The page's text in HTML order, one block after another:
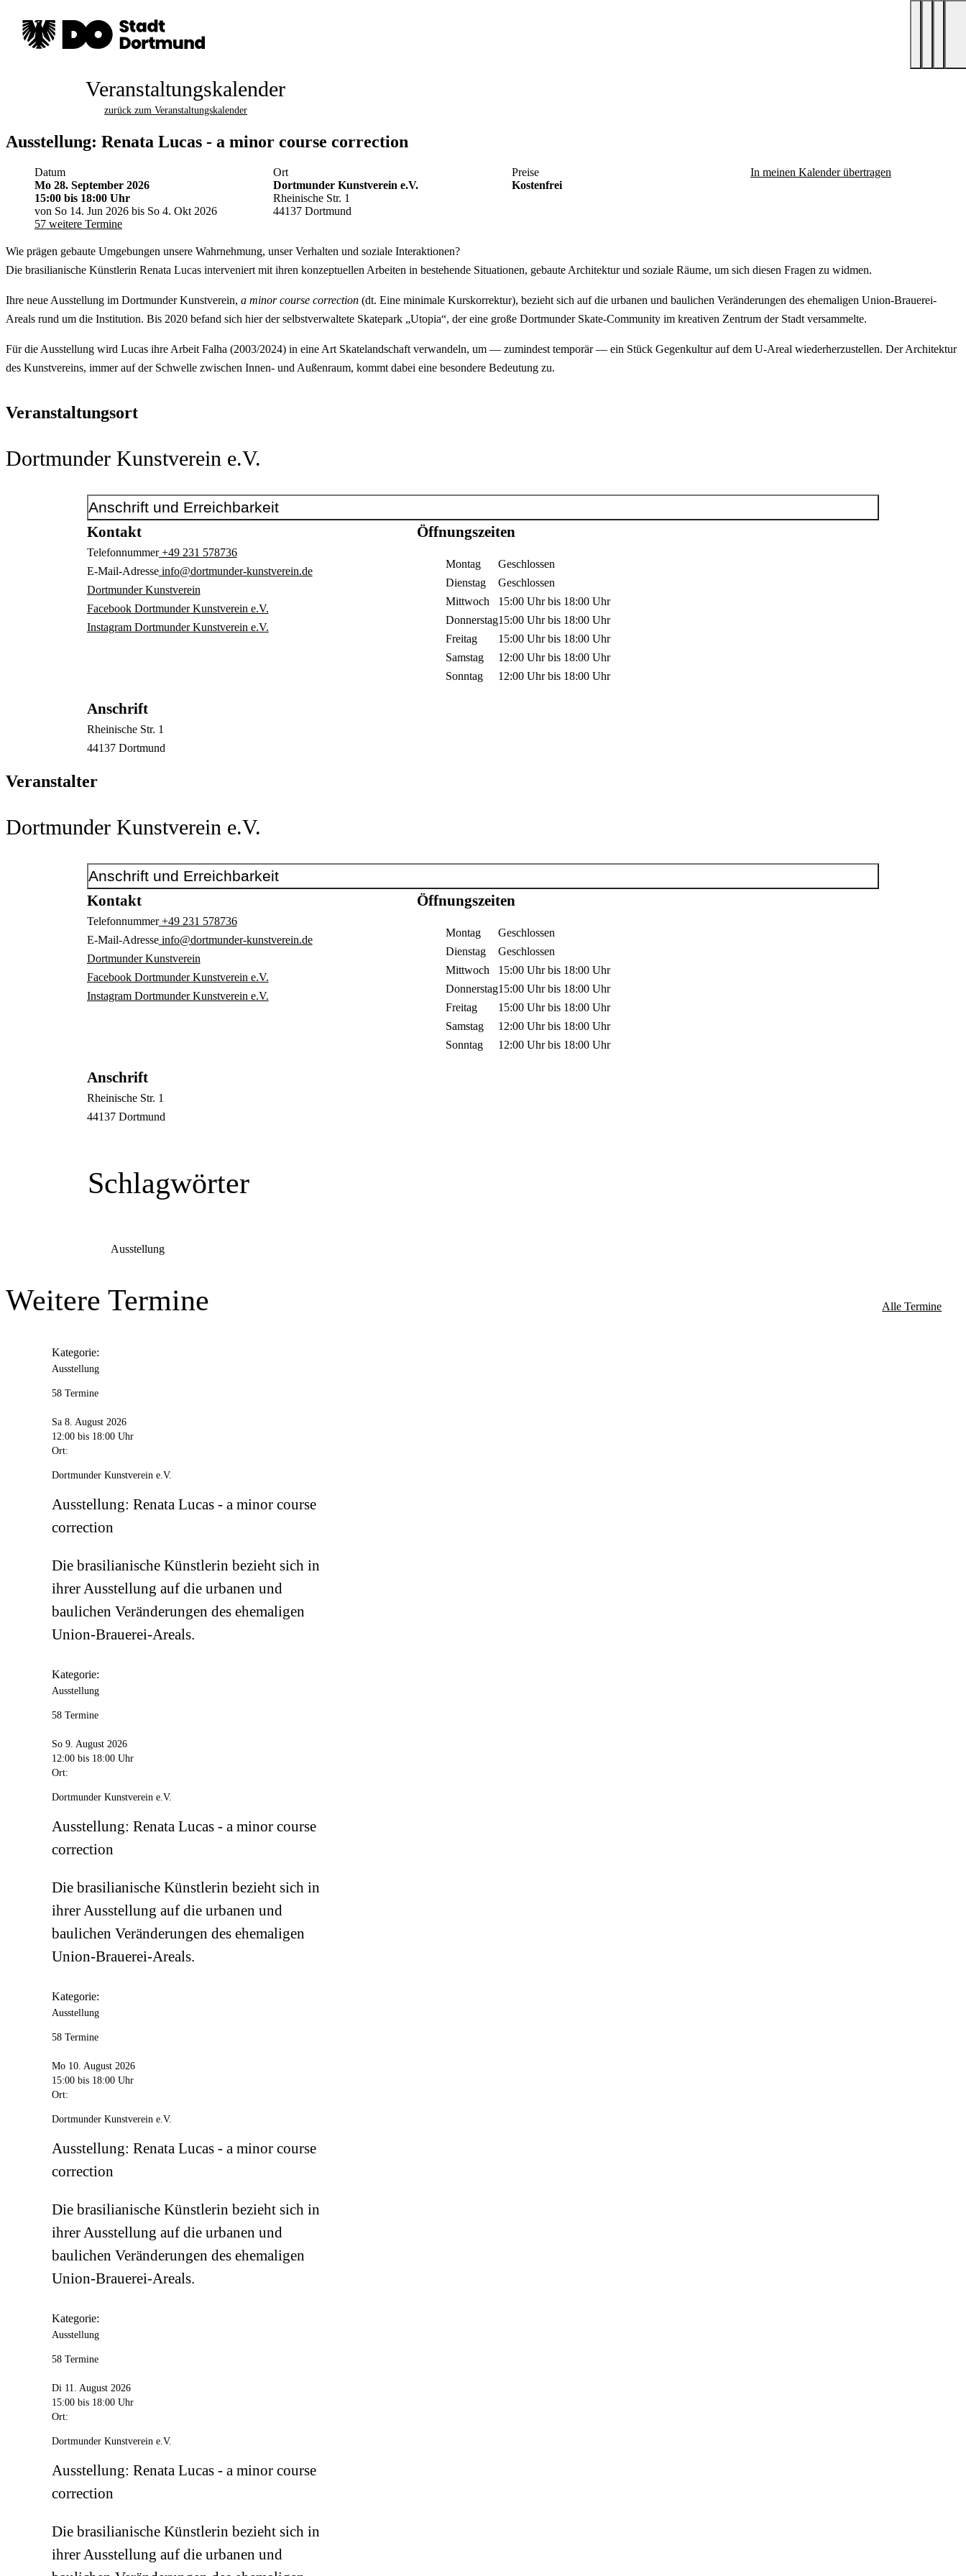
Veranstaltungskalender
zurück zum Veranstaltungskalender
Ausstellung: Renata Lucas - a minor course correction
Datum
Mo 28. September 2026
15:00 bis 18:00 Uhr
von So 14. Jun 2026 bis So 4. Okt 2026
57 weitere Termine
Ort
Dortmunder Kunstverein e.V.
Rheinische Str. 1
44137 Dortmund
Preise
Kostenfrei
In meinen Kalender übertragen
Wie prägen gebaute Umgebungen unsere Wahrnehmung, unser Verhalten und soziale Interaktionen?
Die brasilianische Künstlerin Renata Lucas interveniert mit ihren konzeptuellen Arbeiten in bestehende Situationen, gebaute Architektur und soziale Räume, um sich diesen Fragen zu widmen.
Ihre neue Ausstellung im Dortmunder Kunstverein, a minor course correction (dt. Eine minimale Kurskorrektur), bezieht sich auf die urbanen und baulichen Veränderungen des ehemaligen Union-Brauerei-
Areals rund um die Institution. Bis 2020 befand sich hier der selbstverwaltete Skatepark „Utopia“, der eine große Dortmunder Skate-Community im kreativen Zentrum der Stadt versammelte.
Für die Ausstellung wird Lucas ihre Arbeit Falha (2003/2024) in eine Art Skatelandschaft verwandeln, um — zumindest temporär — ein Stück Gegenkultur auf dem U-Areal wiederherzustellen. Der Architektur
des Kunstvereins, immer auf der Schwelle zwischen Innen- und Außenraum, kommt dabei eine besondere Bedeutung zu.
Veranstaltungsort
Dortmunder Kunstverein e.V.
Anschrift und Erreichbarkeit
Kontakt
Telefonnummer+49 231 578736
E-Mail-Adresseinfo@dortmunder-kunstverein.de
Dortmunder Kunstverein
Facebook Dortmunder Kunstverein e.V.
Instagram Dortmunder Kunstverein e.V.
Anschrift
Rheinische Str. 1
44137 Dortmund
Öffnungszeiten
Montag
Geschlossen
Dienstag
Geschlossen
Mittwoch
15:00 Uhrbis 18:00 Uhr
Donnerstag15:00 Uhrbis 18:00 Uhr
Freitag
15:00 Uhrbis 18:00 Uhr
Samstag
12:00 Uhrbis 18:00 Uhr
Sonntag
12:00 Uhrbis 18:00 Uhr
Veranstalter
Dortmunder Kunstverein e.V.
Anschrift und Erreichbarkeit
Kontakt
Telefonnummer+49 231 578736
E-Mail-Adresseinfo@dortmunder-kunstverein.de
Dortmunder Kunstverein
Facebook Dortmunder Kunstverein e.V.
Instagram Dortmunder Kunstverein e.V.
Anschrift
Rheinische Str. 1
44137 Dortmund
Öffnungszeiten
Montag
Geschlossen
Dienstag
Geschlossen
Mittwoch
15:00 Uhrbis 18:00 Uhr
Donnerstag15:00 Uhrbis 18:00 Uhr
Freitag
15:00 Uhrbis 18:00 Uhr
Samstag
12:00 Uhrbis 18:00 Uhr
Sonntag
12:00 Uhrbis 18:00 Uhr
Schlagwörter
Ausstellung
Weitere Termine Alle Termine
Kategorie:
Ausstellung
58 Termine
Sa 8. August 2026
12:00 bis 18:00 Uhr
Ort:
Dortmunder Kunstverein e.V.
Ausstellung: Renata Lucas - a minor course
correction
Die brasilianische Künstlerin bezieht sich in
ihrer Ausstellung auf die urbanen und
baulichen Veränderungen des ehemaligen
Union-Brauerei-Areals.
Kategorie:
Ausstellung
58 Termine
So 9. August 2026
12:00 bis 18:00 Uhr
Ort:
Dortmunder Kunstverein e.V.
Ausstellung: Renata Lucas - a minor course
correction
Die brasilianische Künstlerin bezieht sich in
ihrer Ausstellung auf die urbanen und
baulichen Veränderungen des ehemaligen
Union-Brauerei-Areals.
Kategorie:
Ausstellung
58 Termine
Mo 10. August 2026
15:00 bis 18:00 Uhr
Ort:
Dortmunder Kunstverein e.V.
Ausstellung: Renata Lucas - a minor course
correction
Die brasilianische Künstlerin bezieht sich in
ihrer Ausstellung auf die urbanen und
baulichen Veränderungen des ehemaligen
Union-Brauerei-Areals.
Kategorie:
Ausstellung
58 Termine
Di 11. August 2026
15:00 bis 18:00 Uhr
Ort:
Dortmunder Kunstverein e.V.
Ausstellung: Renata Lucas - a minor course
correction
Die brasilianische Künstlerin bezieht sich in
ihrer Ausstellung auf die urbanen und